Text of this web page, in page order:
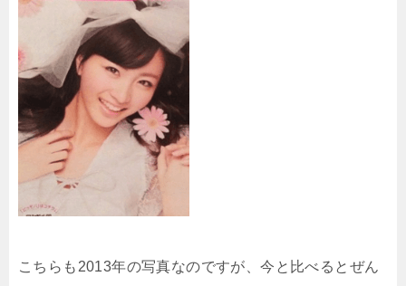
こちらも2013年の写真なのですが、今と比べるとぜん